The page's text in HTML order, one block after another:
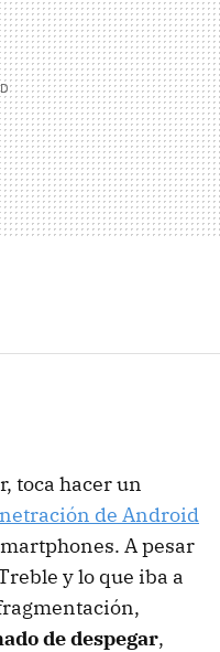
toca hacer un
de Android
A pesar
y lo que iba a
de despegar,